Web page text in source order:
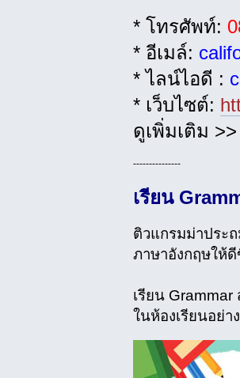
* โทรศัพท์:
* อีเมล์:
* ไลน์ไอดี :
* เว็บไซต์:
ดูเพิ่มเติม >>
---------------
เรียน
ติวแกรมม่าประ
ภาษาอังกฤษให้
เรียน
ในห้องเรียนอย่า